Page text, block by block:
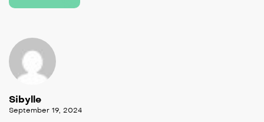
Sibylle
September 19, 2024